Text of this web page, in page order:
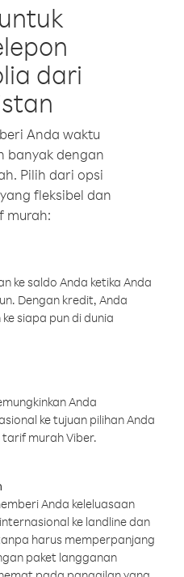
dari
Anda waktu
banyak dengan
Pilih dari opsi
fleksibel dan
murah:
ke saldo Anda ketika Anda
Dengan kredit, Anda
siapa pun di dunia
Anda
ke tujuan pilihan Anda
murah Viber.
Anda keleluasaan
ke landline dan
harus memperpanjang
paket langganan